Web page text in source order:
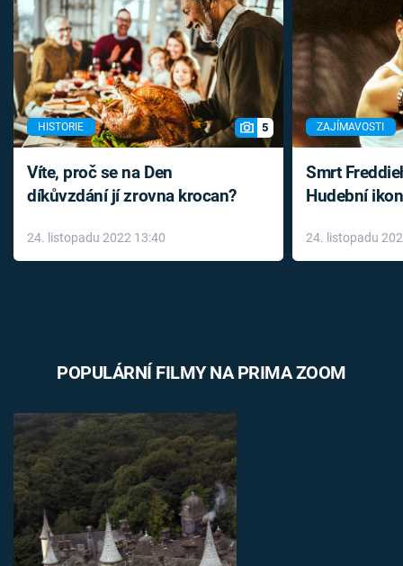
HISTORIE 5
Víte, proč se na Den
díkůvzdání jí zrovna krocan?
24. listopadu 2022 13:40
ZAJÍMAVOSTI
Smrt
Hudební
léky
24. listopadu
POPULÁRNÍ FILMY NA PRIMA ZOOM